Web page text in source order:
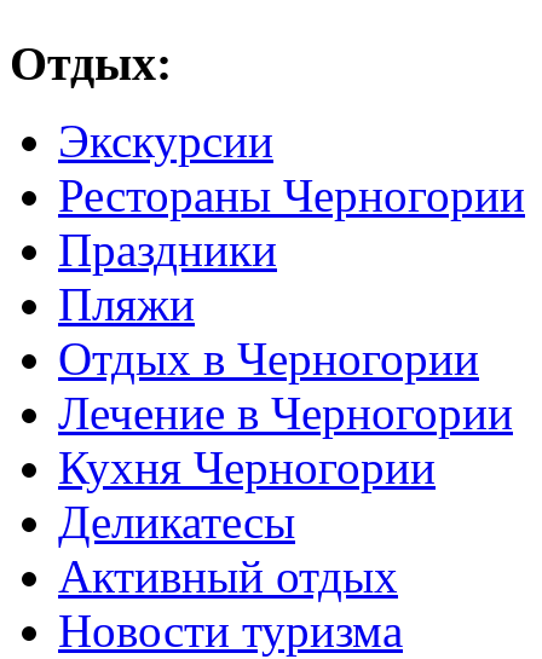
Отдых:
Экскурсии
Рестораны Черногории
Праздники
Пляжи
Отдых в Черногории
Лечение в Черногории
Кухня Черногории
Деликатесы
Активный отдых
Новости туризма